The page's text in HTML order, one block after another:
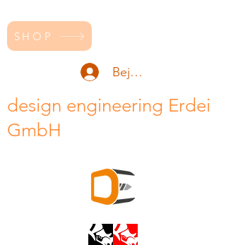
SHOP
Bejelentkezés
design engineering Erdei
GmbH